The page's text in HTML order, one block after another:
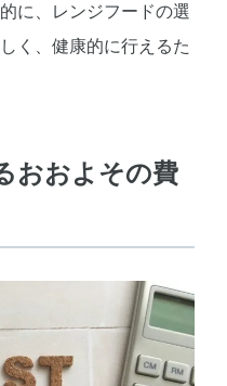
に、レンジフードの選
く、健康的に行えるた
おおよその費